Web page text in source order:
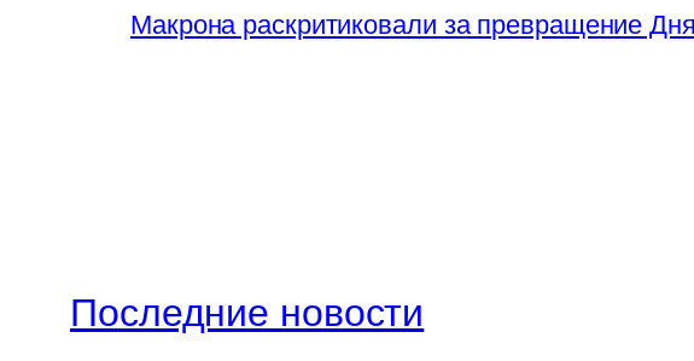
Макрона раскритиковали за превращение
Последние новости